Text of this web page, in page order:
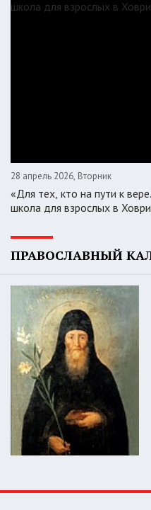
28 апрель 2026, Вторник
«Для тех, кто на пути к
школа для взрослых в
ПРАВОСЛАВНЫЙ